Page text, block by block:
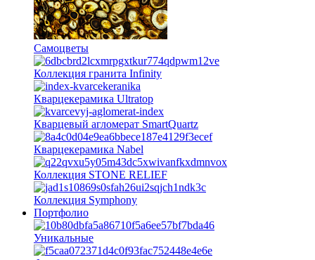
Самоцветы
Коллекция гранита Infinity
Кварцекерамика Ultratop
Кварцевый агломерат SmartQuartz
Кварцекерамика Nabel
Коллекция STONE RELIEF
Коллекция Symphony
Портфолио
Уникальные